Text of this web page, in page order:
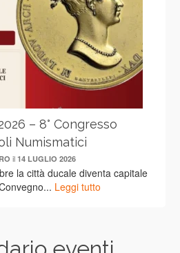
– 8° Congresso
Numismatici
il 14 LUGLIO 2026
la città ducale diventa capitale
Leggi tutto